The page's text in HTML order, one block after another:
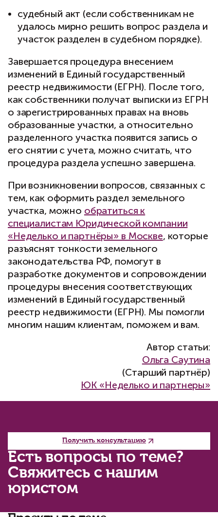
судебный акт (если собственникам не
удалось мирно решить вопрос раздела и
участок разделен в судебном порядке).
Завершается процедура внесением
изменений в Единый государственный
реестр недвижимости (ЕГРН). После того,
как собственники получат выписки из ЕГРН
о зарегистрированных правах на вновь
образованные участки, а относительно
разделенного участка появится запись о
его снятии с учета, можно считать, что
процедура раздела успешно завершена.
При возникновении вопросов, связанных с
тем, как оформить раздел земельного
участка, можно обратиться к
специалистам Юридической компании
«Неделько и партнёры» в Москве, которые
разъяснят тонкости земельного
законодательства РФ, помогут в
разработке документов и сопровождении
процедуры внесения соответствующих
изменений в Единый государственный
реестр недвижимости (ЕГРН). Мы помогли
многим нашим клиентам, поможем и вам.
Автор статьи:
Ольга Саутина
(Старший партнёр)
ЮК «Неделько и партнеры»
Есть вопросы по теме?
Свяжитесь с нашим
юристом
Получить консультацию